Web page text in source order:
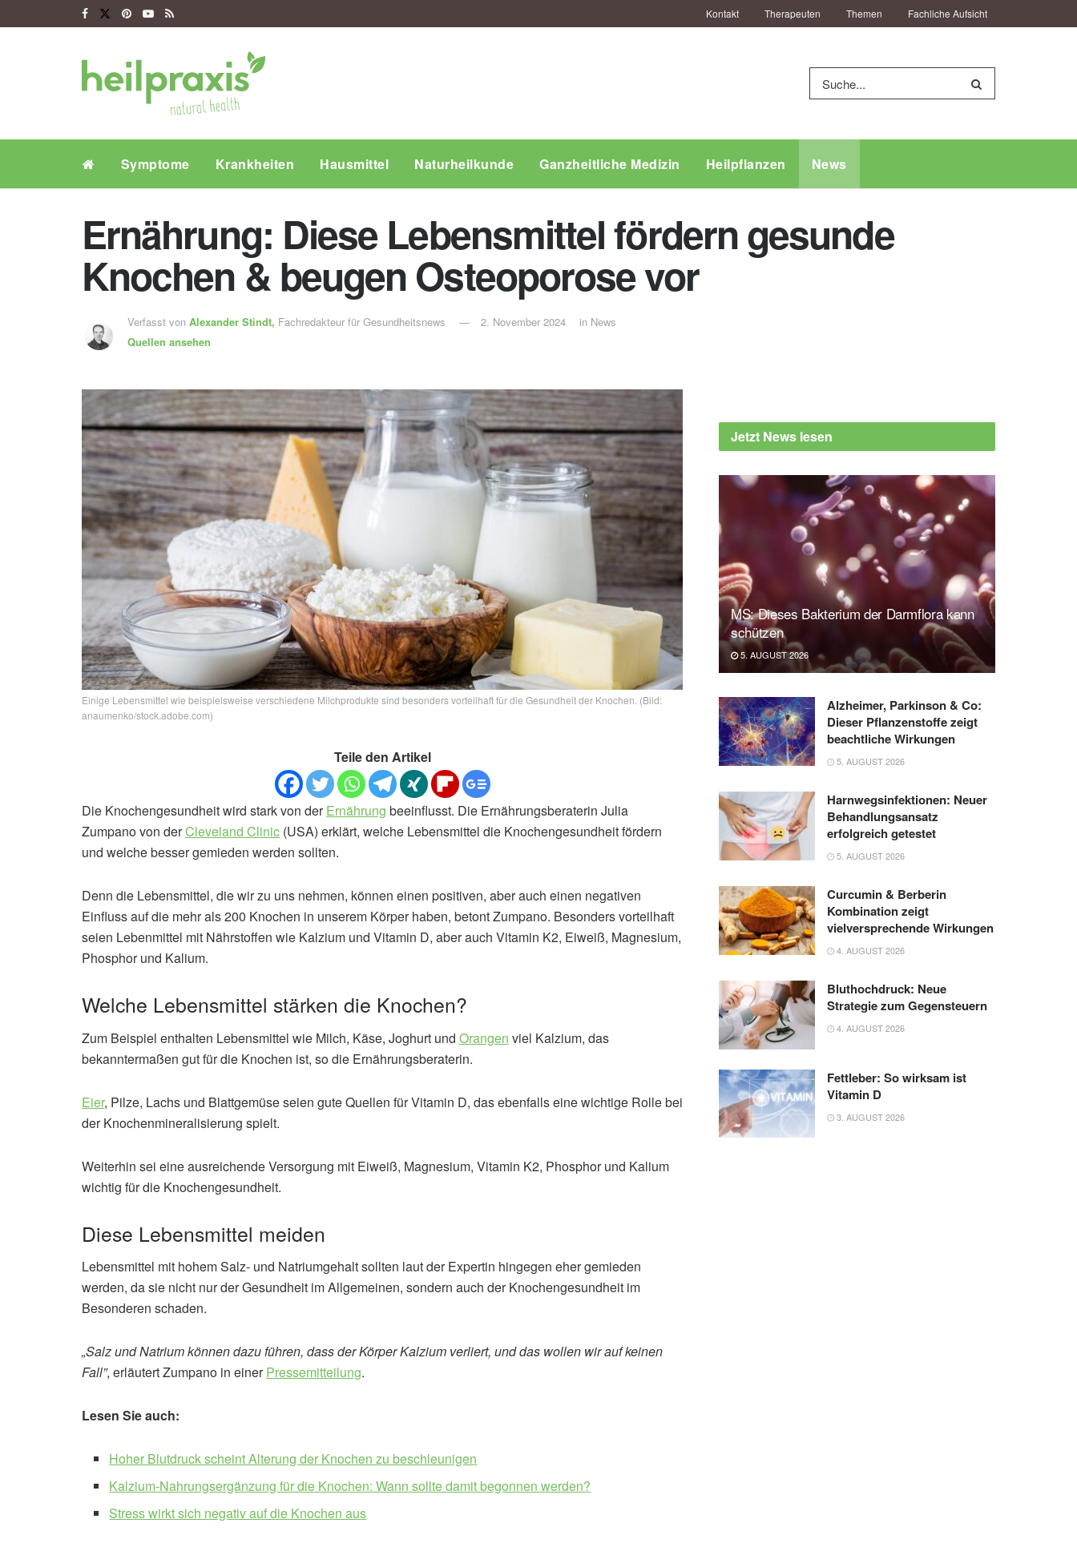
Kontakt Therapeuten Themen Fachliche Aufsicht
Symptome Krankheiten Hausmittel Naturheilkunde Ganzheitliche Medizin Heilpflanzen News
Ernährung: Diese Lebensmittel fördern gesunde
Knochen & beugen Osteoporose vor
Verfasst von Alexander Stindt, Fachredakteur für Gesundheitsnews
Quellen ansehen
2. November 2024 in News
Einige Lebensmittel wie beispielsweise verschiedene Milchprodukte sind besonders vorteilhaft für die Gesundheit der Knochen. (Bild:
anaumenko/stock.adobe.com)
Teile den Artikel
Die Knochengesundheit wird stark von derErnährung beeinflusst. Die Ernährungsberaterin Julia
Zumpano von derCleveland Clinic (USA) erklärt, welche Lebensmittel die Knochengesundheit fördern
und welche besser gemieden werden sollten.
Denn die Lebensmittel, die wir zu uns nehmen, können einen positiven, aber auch einen negativen
Einfluss auf die mehr als 200 Knochen in unserem Körper haben, betont Zumpano. Besonders vorteilhaft
seien Lebenmittel mit Nährstoffen wie Kalzium und Vitamin D, aber auch Vitamin K2, Eiweiß, Magnesium,
Phosphor und Kalium.
Welche Lebensmittel stärken die Knochen?
Zum Beispiel enthalten Lebensmittel wie Milch, Käse, Joghurt und Orangen viel Kalzium, das
bekanntermaßen gut für die Knochen ist, so die Ernährungsberaterin.
Eier, Pilze, Lachs und Blattgemüse seien gute Quellen für Vitamin D, das ebenfalls eine wichtige Rolle bei
der Knochenmineralisierung spielt.
Weiterhin sei eine ausreichende Versorgung mit Eiweiß, Magnesium, Vitamin K2, Phosphor und Kalium
wichtig für die Knochengesundheit.
Diese Lebensmittel meiden
Lebensmittel mit hohem Salz- und Natriumgehalt sollten laut der Expertin hingegen eher gemieden
werden, da sie nicht nur der Gesundheit im Allgemeinen, sondern auch der Knochengesundheit im
Besonderen schaden.
„Salz und Natrium können dazu führen, dass der Körper Kalzium verliert, und das wollen wir auf keinen
Fall”, erläutert Zumpano in einerPressemitteilung.
Lesen Sie auch:
Hoher Blutdruck scheint Alterung der Knochen zu beschleunigen
Kalzium-Nahrungsergänzung für die Knochen: Wann sollte damit begonnen werden?
Stress wirkt sich negativ auf die Knochen aus
Jetzt News lesen
MS: Dieses Bakterium der Darmflora kann
schützen
5. AUGUST 2026
Alzheimer, Parkinson & Co:
Dieser Pflanzenstoffe zeigt
beachtliche Wirkungen
5. AUGUST 2026
Harnwegsinfektionen: Neuer
Behandlungsansatz
erfolgreich getestet
5. AUGUST 2026
Curcumin & Berberin
Kombination zeigt
vielversprechende Wirkungen
4. AUGUST 2026
Bluthochdruck: Neue
Strategie zum Gegensteuern
4. AUGUST 2026
Fettleber: So wirksam ist
Vitamin D
3. AUGUST 2026